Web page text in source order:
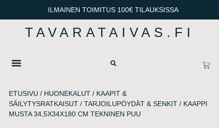
ILMAINEN TOIMITUS 100€ TILAUKSISSA
TAVARATAIVAS.FI
ETUSIVU / HUONEKALUT/ KAAPIT &
SÄILYTYSRATKAISUT/ TARJOILUPÖYDÄT & SENKIT/ KAAPPI
MUSTA 34,5X34X180 CM TEKNINEN PUU